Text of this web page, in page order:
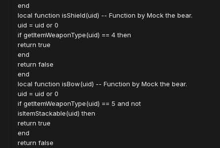
end
local function isShield(uid) -- Function by Mock the bear.
uid = uid or 0
if getItemWeaponType(uid) == 4 then
return true
end
return false
end
local function isBow(uid) -- Function by Mock the bear.
uid = uid or 0
if getItemWeaponType(uid) == 5 and not
isItemStackable(uid) then
return true
end
return false